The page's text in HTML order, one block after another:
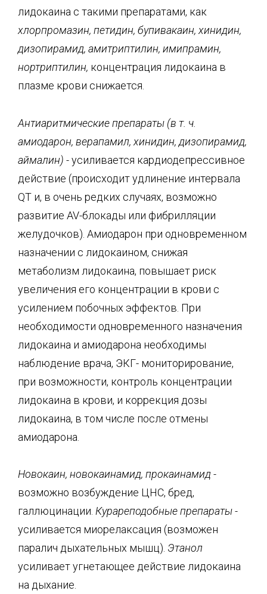
лидокаина с такими препаратами, как
хлорпромазин, петидин, бупивакаин, хинидин,
дизопирамид, амитриптилин, имипрамин,
нортриптилин, концентрация лидокаина в
плазме крови снижается.
Антиаритмические препараты (в т. ч.
амиодарон, верапамил, хинидин, дизопирамид,
аймалин) -усиливается кардиодепрессивное
действие (происходит удлинение интервала
QT и, в очень редких случаях, возможно
развитие AV-блокады или фибрилляции
желудочков). Амиодарон при одновременном
назначении с лидокаином, снижая
метаболизм лидокаина, повышает риск
увеличения его концентрации в крови с
усилением побочных эффектов. При
необходимости одновременного назначения
лидокаина и амиодарона необходимы
наблюдение врача, ЭКГ- мониторирование,
при возможности, контроль концентрации
лидокаина в крови, и коррекция дозы
лидокаина, в том числе после отмены
амиодарона.
Новокаин, новокаинамид, прокаинамид -
возможно возбуждение ЦНС, бред,
галлюцинации. Курареподобные препараты -
усиливается миорелаксация (возможен
паралич дыхательных мышц). Этанол
усиливает угнетающее действие лидокаина
на дыхание.